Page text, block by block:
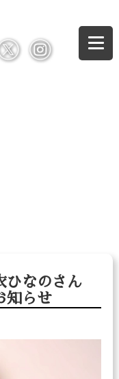
ひなのさん
知らせ